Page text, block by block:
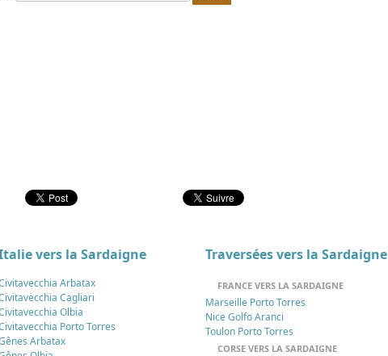
vers la Sardaigne
Arbatax
Cagliari
Olbia
Porto Torres
Arbatax
Traversées vers la Sardaigne
FRANCE VERS LA SARDAIGNE
Marseille Porto Torres
Nice Golfo Aranci
Toulon Porto Torres
CORSE VERS LA SARDAIGNE